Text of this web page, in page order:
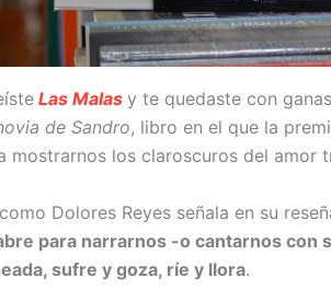
Las Malas y te quedaste con
de Sandro, libro en el que la
mostrarnos los claroscuros del amor
Dolores Reyes señala en su
para narrarnos -o cantarnos con
sufre y goza, ríe y llora.